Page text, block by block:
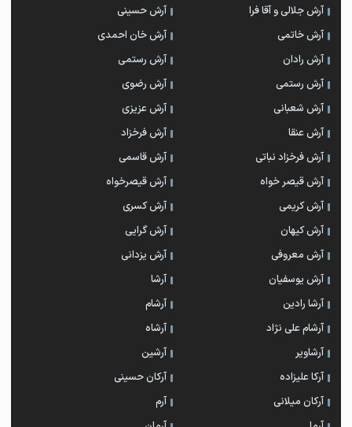
آرش جلالی و آقا فرا
آرش حسینی
آرش خاتمی
آرش خان احمدی
آرش رادان
آرش رستمى
آرش رستمی
آرش رضوی
آرش شعبانی
آرش عزیزی
آرش عنقا
آرش فرخزاد
آرش فرخزاد نباتی
آرش قاسمی
آرش قیصر خواه
آرش قیصرخواه
آرش کریمی
آرش کسری
آرش کیهان
آرش گرایی
آرش معروفی
آرش یزدانی
آرش یوسفیان
آرشا
آرشا رادین
آرشام
آرشام علی نژاد
آرشاه
آرشاویر
آرشین
آرکا علیزاده
آرکان حسینی
آرکان میلانی
آرم